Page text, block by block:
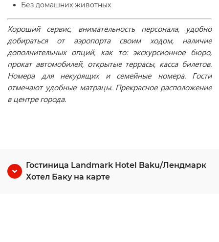
Без домашних животных
Хороший сервис, внимательность персонала, удобно
добираться от аэропорта своим ходом, наличие
дополнительных опций, как то: экскурсионное бюро,
прокат автомобилей, открытые террасы, касса билетов.
Номера для некурящих и семейные номера. Гости
отмечают удобные матрацы. Прекрасное расположение
в центре города.
Гостиница Landmark Hotel Baku/Лендмарк
Хотел Баку на карте